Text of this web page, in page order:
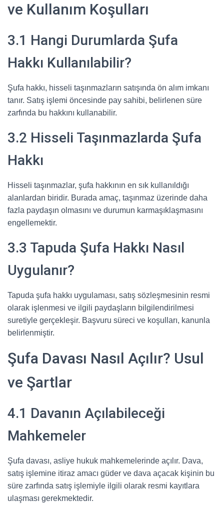
ve Kullanım Koşulları
3.1 Hangi Durumlarda Şufa
Hakkı Kullanılabilir?
Şufa hakkı, hisseli taşınmazların satışında ön alım imkanı
tanır. Satış işlemi öncesinde pay sahibi, belirlenen süre
zarfında bu hakkını kullanabilir.
3.2 Hisseli Taşınmazlarda Şufa
Hakkı
Hisseli taşınmazlar, şufa hakkının en sık kullanıldığı
alanlardan biridir. Burada amaç, taşınmaz üzerinde daha
fazla paydaşın olmasını ve durumun karmaşıklaşmasını
engellemektir.
3.3 Tapuda Şufa Hakkı Nasıl
Uygulanır?
Tapuda şufa hakkı uygulaması, satış sözleşmesinin resmi
olarak işlenmesi ve ilgili paydaşların bilgilendirilmesi
suretiyle gerçekleşir. Başvuru süreci ve koşulları, kanunla
belirlenmiştir.
Şufa Davası Nasıl Açılır? Usul
ve Şartlar
4.1 Davanın Açılabileceği
Mahkemeler
Şufa davası, asliye hukuk mahkemelerinde açılır. Dava,
satış işlemine itiraz amacı güder ve dava açacak kişinin bu
süre zarfında satış işlemiyle ilgili olarak resmi kayıtlara
ulaşması gerekmektedir.